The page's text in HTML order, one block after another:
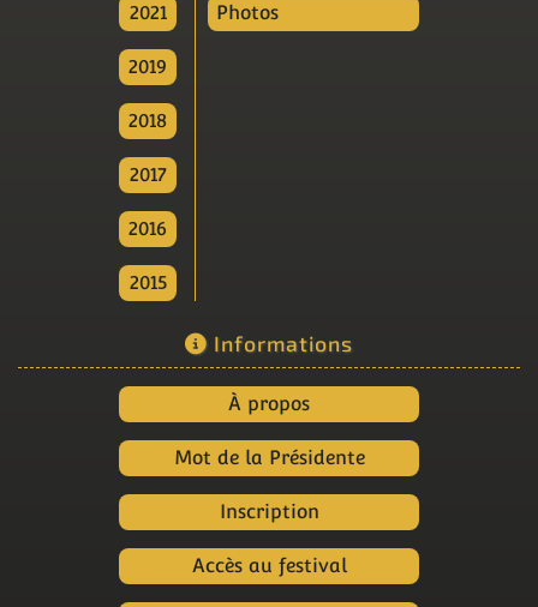
2021
2019
2018
2017
2016
2015
Photos
Informations
À propos
Mot de la Présidente
Inscription
Accès au festival